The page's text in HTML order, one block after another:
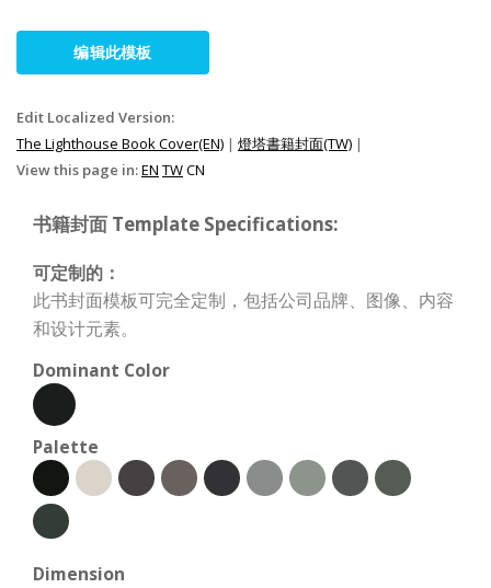
编辑此模板
Edit Localized Version:
The Lighthouse Book Cover(EN) | 燈塔書籍封面(TW) |
View this page in:EN TWCN
书籍封面 Template Specifications:
可定制的：
此书封面模板可完全定制，包括公司品牌、图像、内容
和设计元素。
Dominant Color
Palette
Dimension